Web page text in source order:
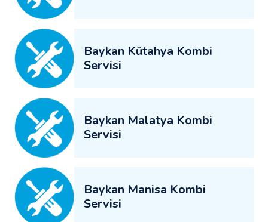
Baykan Kütahya Kombi
Servisi
Baykan Malatya Kombi
Servisi
Baykan Manisa Kombi
Servisi